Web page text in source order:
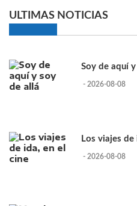
ULTIMAS NOTICIAS
Soy de aquí
- 2026-08-08
Los viajes
- 2026-08-08